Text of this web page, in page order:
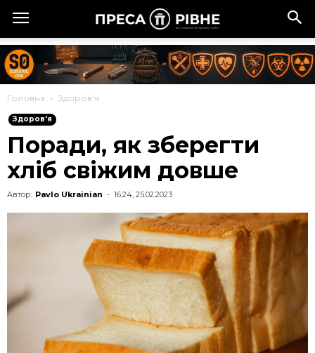
Головна Здоров'я
Здоров'я
Поради, як зберегти
хліб свіжим довше
Автор: Pavlo Ukrainian - 16:24, 25.02.2023